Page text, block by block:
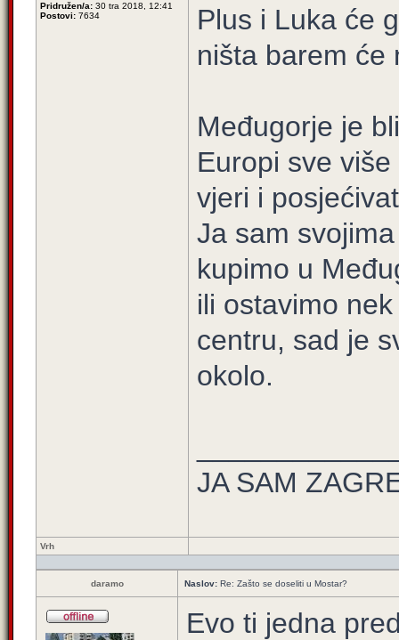
Pridružen/a: 30 tra 2018, 12:41
Postovi: 7634
Plus i Luka će
ništa barem će
Međugorje je
Europi sve
vjeri i
Ja sam
kupimo u
ili ostavimo
centru, sad je
okolo.
JA SAM
Vrh
daramo Naslov: Re: Zašto se doseliti u Mostar?
Evo ti jedna